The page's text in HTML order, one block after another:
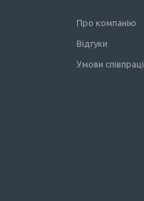
Про компанію
Відгуки
Умови співпраці